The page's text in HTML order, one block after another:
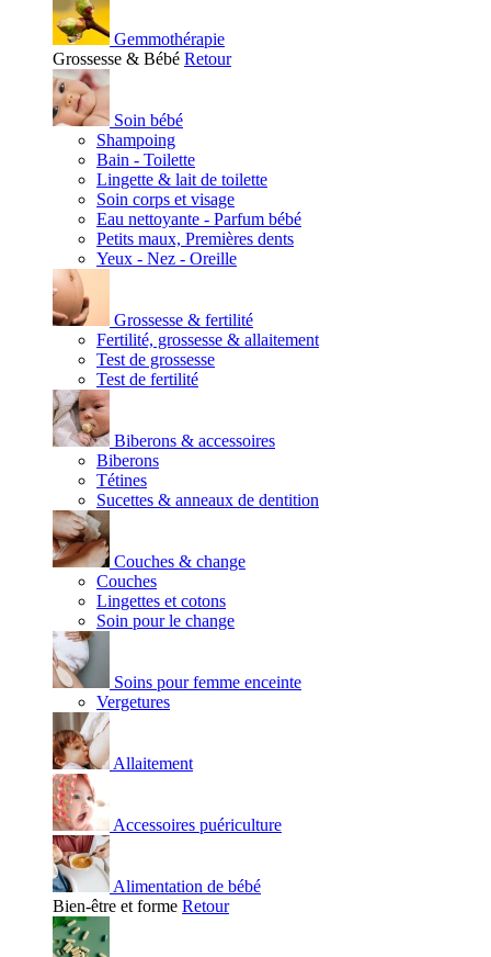
Gemmothérapie
Grossesse & Bébé Retour
Soin bébé
Shampoing
Bain - Toilette
Lingette & lait de toilette
Soin corps et visage
Eau nettoyante - Parfum bébé
Petits maux, Premières dents
Yeux - Nez - Oreille
Grossesse & fertilité
Fertilité, grossesse & allaitement
Test de grossesse
Test de fertilité
Biberons & accessoires
Biberons
Tétines
Sucettes & anneaux de dentition
Couches & change
Couches
Lingettes et cotons
Soin pour le change
Soins pour femme enceinte
Vergetures
Allaitement
Accessoires puériculture
Alimentation de bébé
Bien-être et forme Retour